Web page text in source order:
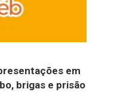
em
brigas e prisão